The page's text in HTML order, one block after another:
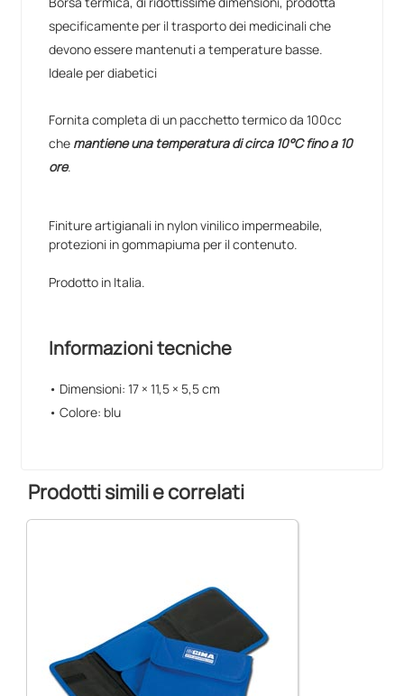
specificamente per il trasporto dei medicinali che
devono essere mantenuti a temperature basse.
Ideale per diabetici
Fornita completa di un pacchetto termico da 100cc
che mantiene una temperatura di circa 10°C fino a 10
ore.
Finiture artigianali in nylon vinilico impermeabile,
protezioni in gommapiuma per il contenuto.
Prodotto in Italia.
Informazioni tecniche
• Dimensioni: 17 × 11,5 × 5,5 cm
• Colore: blu
Prodotti simili e correlati